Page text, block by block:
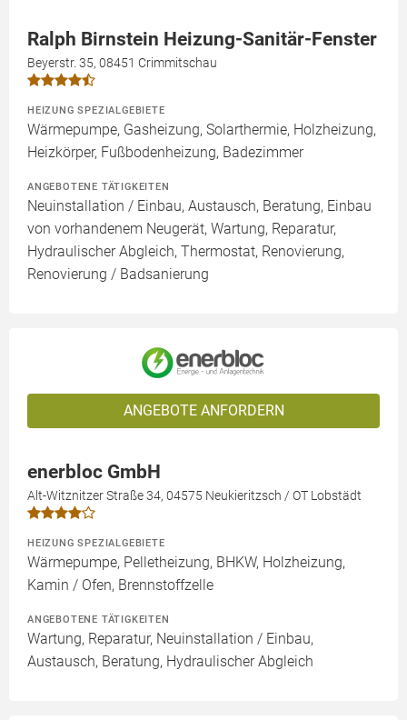
Ralph Birnstein Heizung-Sanitär-Fenster
Beyerstr. 35, 08451 Crimmitschau
HEIZUNG SPEZIALGEBIETE
Wärmepumpe, Gasheizung, Solarthermie, Holzheizung,
Heizkörper, Fußbodenheizung, Badezimmer
ANGEBOTENE TÄTIGKEITEN
Neuinstallation / Einbau, Austausch, Beratung, Einbau
von vorhandenem Neugerät, Wartung, Reparatur,
Hydraulischer Abgleich, Thermostat, Renovierung,
Renovierung / Badsanierung
ANGEBOTE ANFORDERN
enerbloc GmbH
Alt-Witznitzer Straße 34, 04575 Neukieritzsch / OT Lobstädt
HEIZUNG SPEZIALGEBIETE
Wärmepumpe, Pelletheizung, BHKW, Holzheizung,
Kamin / Ofen, Brennstoffzelle
ANGEBOTENE TÄTIGKEITEN
Wartung, Reparatur, Neuinstallation / Einbau,
Austausch, Beratung, Hydraulischer Abgleich